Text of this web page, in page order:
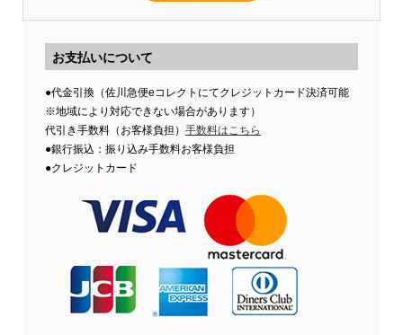
お支払いについて
●代金引換（佐川急便eコレクトにてクレジットカード決済可能
※地域により対応できない場合があります）
代引き手数料（お客様負担） 手数料はこちら
●銀行振込：振り込み手数料お客様負担
●クレジットカード